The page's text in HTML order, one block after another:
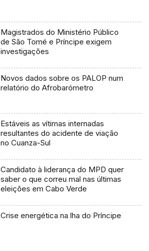
Magistrados do Ministério Público
de São Tomé e Príncipe exigem
investigações
Novos dados sobre os PALOP num
relatório do Afrobarómetro
Estáveis as vítimas internadas
resultantes do acidente de viação
no Cuanza-Sul
Candidato à liderança do MPD quer
saber o que correu mal nas últimas
eleições em Cabo Verde
Crise energética na lha do Príncipe